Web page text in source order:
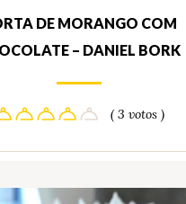
DE MORANGO COM
– DANIEL BORK
( 3 votos )